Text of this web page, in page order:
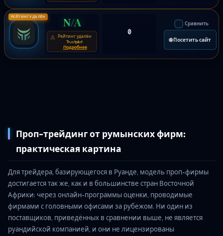
РЕЙТИНГ УДАЛЁН N/A
⚠ Рейтинг удалён
Trustpilot
Подробнее
0
Сравнить
🌐 Посетить сайт
Проп-трейдинг от румынских фирм:
практическая картина
Для трейдера, базирующегося в Руанде, модель проп-фирмы
достигается так же, как и в большинстве стран Восточной
Африки: через онлайн-программы оценки, проводимые
фирмами с головными офисами за рубежом. Ни один из
поставщиков, приведённых в сравнении выше, не является
руандийской компанией, и они не лицензированы